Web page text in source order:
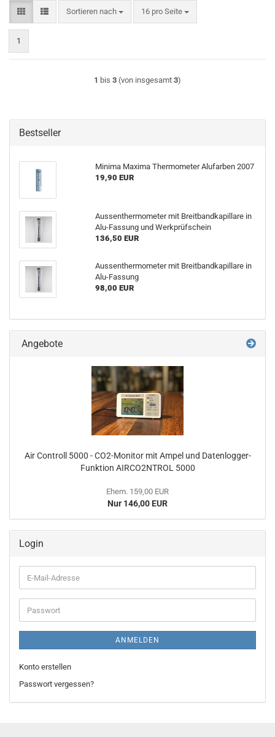
Sortieren nach
Sortieren nach 16 pro Seite
pro Seite
1
1 bis 3 (von insgesamt 3)
Bestseller
Minima Maxima Thermometer Alufarben 2007
19,90 EUR
Aussenthermometer mit Breitbandkapillare in
Alu-Fassung und Werkprüfschein
136,50 EUR
Aussenthermometer mit Breitbandkapillare in
Alu-Fassung
98,00 EUR
Angebote
Air Controll 5000 - CO2-Monitor mit Ampel und Datenlogger-
Funktion AIRCO2NTROL 5000
Ehem. 159,00 EUR
Nur 146,00 EUR
Login
E-
Mail-
Adresse
Passwort
ANMELDEN
Konto erstellen
Passwort vergessen?